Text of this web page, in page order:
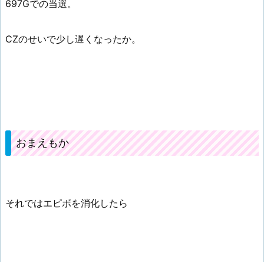
697Gでの当選。
CZのせいで少し遅くなったか。
おまえもか
それではエピボを消化したら